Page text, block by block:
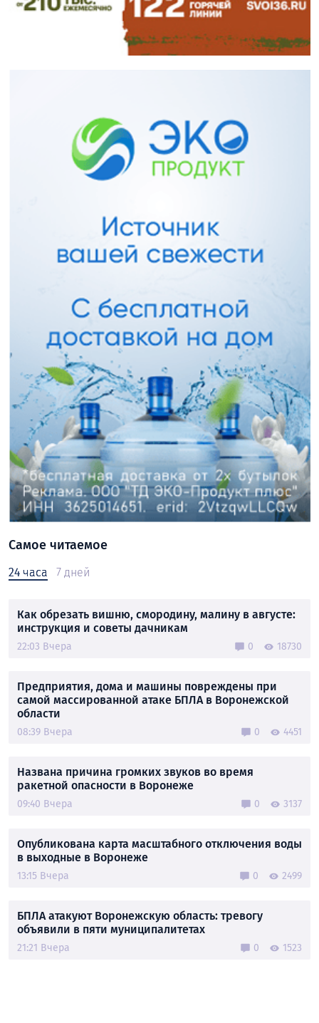
Самое читаемое
24 часа 7 дней
Как обрезать вишню, смородину, малину в августе:
инструкция и советы дачникам
22:03 Вчера 0 18730
Предприятия, дома и машины повреждены при
самой массированной атаке БПЛА в Воронежской
области
08:39 Вчера 0 4451
Названа причина громких звуков во время
ракетной опасности в Воронеже
09:40 Вчера 0 3137
Опубликована карта масштабного отключения воды
в выходные в Воронеже
13:15 Вчера 0 2499
БПЛА атакуют Воронежскую область: тревогу
объявили в пяти муниципалитетах
21:21 Вчера 0 1523